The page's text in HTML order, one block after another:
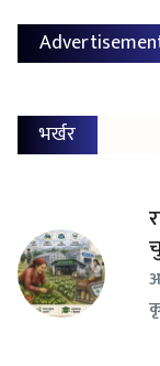
भर्खर